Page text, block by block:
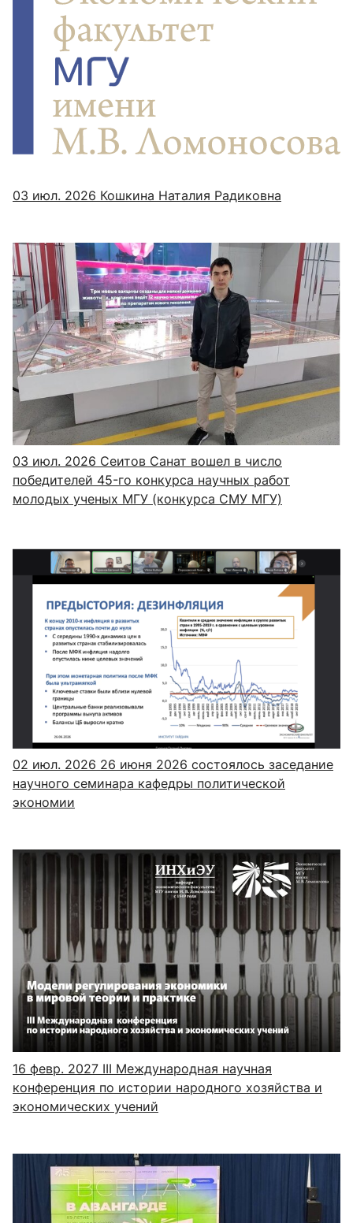
03 июл. 2026 Кошкина Наталия Радиковна
03 июл. 2026 Сеитов Санат вошел в число
победителей 45-го конкурса научных работ
молодых ученых МГУ (конкурса СМУ МГУ)
02 июл. 2026 26 июня 2026 состоялось заседание
научного семинара кафедры политической
экономии
16 февр. 2027 III Международная научная
конференция по истории народного хозяйства и
экономических учений